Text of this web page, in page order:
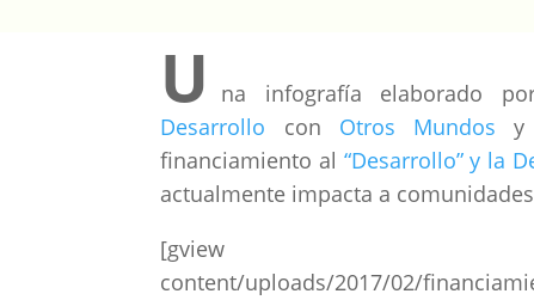
U na infografía elaborado
Desarrollo con Otros Mundos y
financiamiento al “Desarrollo” y la
actualmente impacta a
[gview file=”http://
content/uploads/2017/02/